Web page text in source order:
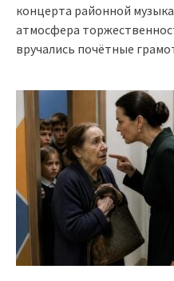
концерта районной
атмосфера
вручались почётные